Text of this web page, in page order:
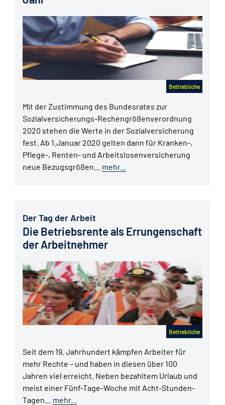
Betriebliche
Mit der Zustimmung des Bundesrates zur
Sozialversicherungs-Rechengrößenverordnung
2020 stehen die Werte in der Sozialversicherung
fest. Ab 1.Januar 2020 gelten dann für Kranken-,
Pflege-, Renten- und Arbeitslosenversicherung
neue Bezugsgrößen… mehr...
Der Tag der Arbeit
Die Betriebsrente als Errungenschaft
der Arbeitnehmer
Betriebliche
Seit dem 19. Jahrhundert kämpfen Arbeiter für
mehr Rechte – und haben in diesen über 100
Jahren viel erreicht. Neben bezahltem Urlaub und
meist einer Fünf-Tage-Woche mit Acht-Stunden-
Tagen… mehr...